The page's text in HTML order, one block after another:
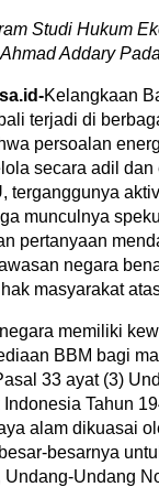
Studi Hukum
Addary
Kelangkaan
terjadi di
persoalan
secara adil dan
terganggunya
munculnya
pertanyaan
negara
masyarakat
memiliki
BBM bagi
33 ayat (3)
Tahun
alam dikuasai
besarnya
Undang-Undang